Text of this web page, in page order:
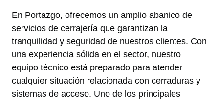
En Portazgo, ofrecemos un amplio abanico de
servicios de cerrajería que garantizan la
tranquilidad y seguridad de nuestros clientes. Con
una experiencia sólida en el sector, nuestro
equipo técnico está preparado para atender
cualquier situación relacionada con cerraduras y
sistemas de acceso. Uno de los principales